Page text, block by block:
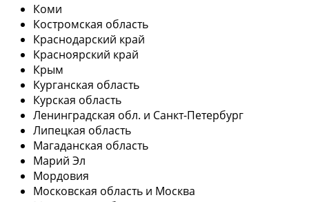
Коми
Костромская область
Краснодарский край
Красноярский край
Крым
Курганская область
Курская область
Ленинградская обл. и Санкт-Петербург
Липецкая область
Магаданская область
Марий Эл
Мордовия
Московская область и Москва